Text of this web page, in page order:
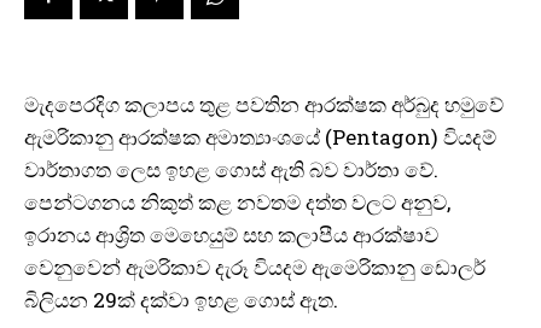
මැදපෙරදිග කලාපය තුළ පවතින ආරක්ෂක අර්බුද හමුවේ
ඇමරිකානු ආරක්ෂක අමාත්‍යාංශයේ (Pentagon) වියදම්
වාර්තාගත ලෙස ඉහළ ගොස් ඇති බව වාර්තා වේ.
පෙන්ටගනය නිකුත් කළ නවතම දත්ත වලට අනුව,
ඉරානය ආශ්‍රිත මෙහෙයුම් සහ කලාපීය ආරක්ෂාව
වෙනුවෙන් ඇමරිකාව දැරූ වියදම ඇමෙරිකානු ඩොලර්
බිලියන 29ක් දක්වා ඉහළ ගොස් ඇත.